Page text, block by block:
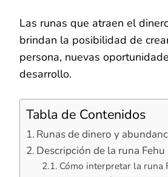
Las runas que atraen el
brindan la posibilidad de
persona, nuevas
desarrollo.
Tabla de Contenidos
Runas de dinero y
Descripción de la runa Fehu
Cómo interpretar la runa